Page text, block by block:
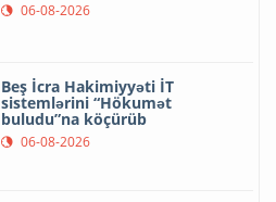
06-08-2026
Beş İcra Hakimiyyəti İT
sistemlərini “Hökumət
buludu”na köçürüb
06-08-2026